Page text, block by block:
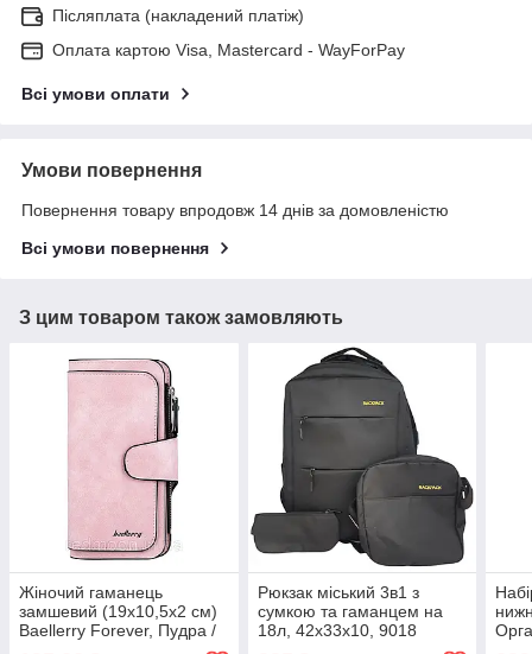
Післяплата (накладений платіж)
Оплата картою Visa, Mastercard - WayForPay
Всі умови оплати
Умови повернення
Повернення товару впродовж 14 днів за домовленістю
Всі умови повернення
З цим товаром також замовляють
Жіночий гаманець
замшевий (19х10,5х2 см)
Baellerry Forever, Пудра /
Клатч жіночий / Жіночий
Рюкзак міський 3в1 з
сумкою та гаманцем на
18л, 42х33х10, 9018